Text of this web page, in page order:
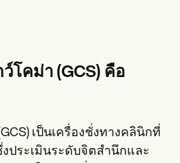
โคม่า (GCS) คือ
เป็นเครื่องชั่งทางคลินิกที่
ประเมินระดับจิตสำนึกและ